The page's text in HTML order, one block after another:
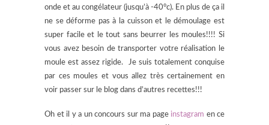
onde et au congélateur (jusqu’à -40°c). En plus de ça il
ne se déforme pas à la cuisson et le démoulage est
super facile et le tout sans beurrer les moules!!!! Si
vous avez besoin de transporter votre réalisation le
moule est assez rigide. Je suis totalement conquise
par ces moules et vous allez très certainement en
voir passer sur le blog dans d’autres recettes!!!
Oh et il y a un concours sur ma page instagram en ce